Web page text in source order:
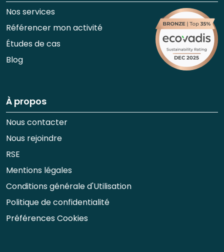
Nos services
Référencer mon activité
Études de cas
Blog
À propos
Nous contacter
Nous rejoindre
RSE
Mentions légales
Conditions générale d'Utilisation
Politique de confidentialité
Préférences Cookies